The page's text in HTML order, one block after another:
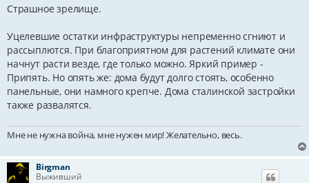
в
і
о
м
л
е
н
н
я
Страшное зрелище.
Уцелевшие остатки инфраструктуры непременно сгниют и
рассыплются. При благоприятном для растений климате они
начнут расти везде, где только можно. Яркий пример -
Припять. Но опять же: дома будут долго стоять, особенно
панельные, они намного крепче. Дома сталинской застройки
также развалятся.
Мне не нужна война, мне нужен мир! Желательно, весь.
Birgman
Выживший